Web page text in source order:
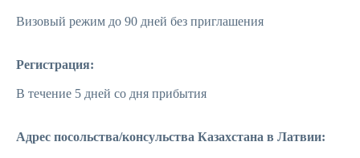
Визовый режим до 90 дней без приглашения
Регистрация:
В течение 5 дней со дня прибытия
Адрес посольства/консульства Казахстана в Латвии: